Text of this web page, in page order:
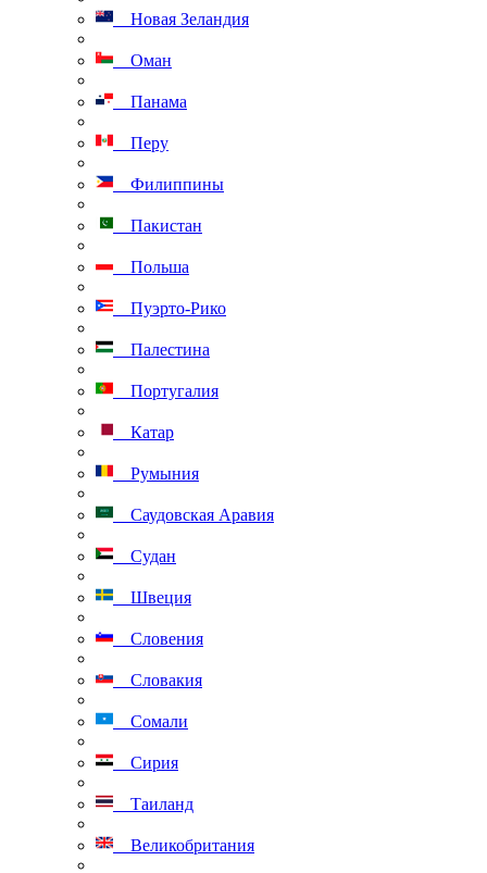
Новая Зеландия
Оман
Панама
Перу
Филиппины
Пакистан
Польша
Пуэрто-Рико
Палестина
Португалия
Катар
Румыния
Саудовская Аравия
Судан
Швеция
Словения
Словакия
Сомали
Сирия
Таиланд
Великобритания